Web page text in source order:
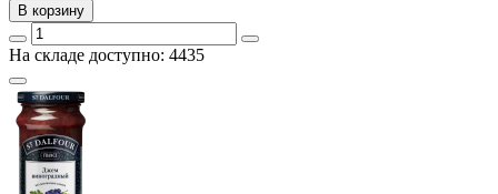
В корзину
На складе доступно: 4435